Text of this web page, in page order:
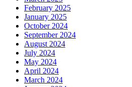
February 2025
January 2025
October 2024
September 2024
August 2024
July 2024
May 2024
April 2024
March 2024